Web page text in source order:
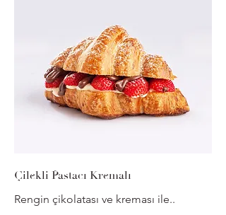
Çilekli Pastacı Kremalı